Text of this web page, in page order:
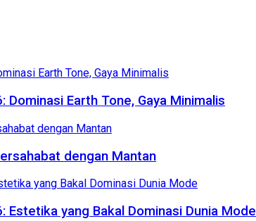
Dominasi Earth Tone, Gaya Minimalis
dengan Mantan
Estetika yang Bakal Dominasi Dunia Mode